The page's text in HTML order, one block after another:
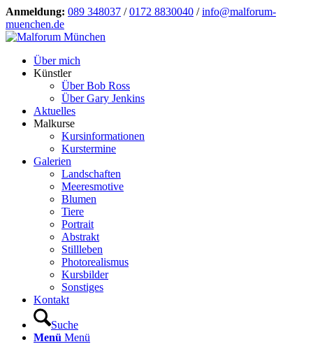
Anmeldung: 089 348037 /0172 8830040 /info@malforum-
muenchen.de
Über mich
Künstler
Über Bob Ross
Über Gary Jenkins
Aktuelles
Malkurse
Kursinformationen
Kurstermine
Galerien
Landschaften
Meeresmotive
Blumen
Tiere
Portrait
Abstrakt
Stillleben
Photorealismus
Kursbilder
Sonstiges
Kontakt
Suche
Menü Menü